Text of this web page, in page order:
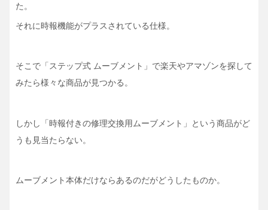
た。
それに時報機能がプラスされている仕様。
そこで「ステップ式 ムーブメント」で楽天やアマゾンを探して
みたら様々な商品が見つかる。
しかし「時報付きの修理交換用ムーブメント」という商品がど
うも見当たらない。
ムーブメント本体だけならあるのだがどうしたものか。